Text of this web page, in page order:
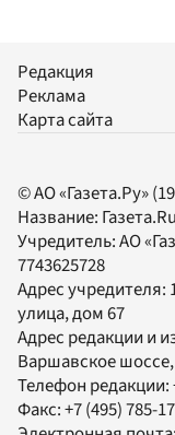
Редакция
Реклама
Карта сайта
© АО «Газета.Ру»
Название: Газета.Ru
Учредитель:АО
7743625728
Адрес учредителя:
улица, дом 67
Адрес редакции и
Варшавское шоссе,
Телефон редакции:
Факс:+7 (495) 785-